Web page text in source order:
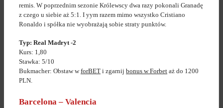
remis. W poprzednim sezonie Królewscy dwa razy pokonali Granadę
z czego u siebie aż 5:1. I yym razem mimo wszystko Cristiano
Ronaldo i spółka nie wyobrażają sobie straty punktów.
Typ: Real Madryt -2
Kurs: 1,80
Stawka: 5/10
Bukmacher: Obstaw wforBET i zgarnij bonus w Forbet aż do 1200
PLN.
Barcelona – Valencia